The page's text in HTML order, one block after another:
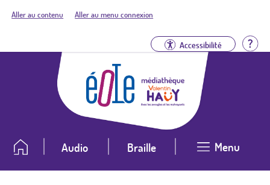
Aller au contenu Aller au menu connexion
Accessibilité
Audio Braille Menu